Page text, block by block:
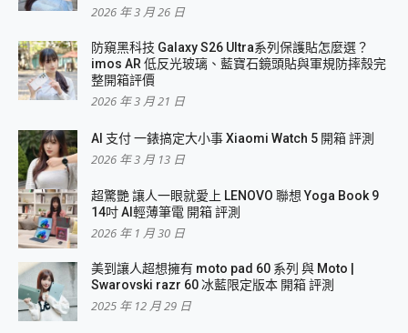
2026 年 3 月 26 日
防窺黑科技 Galaxy S26 Ultra系列保護貼怎麼選？
imos AR 低反光玻璃、藍寶石鏡頭貼與軍規防摔殼完
整開箱評價
2026 年 3 月 21 日
AI 支付 一錶搞定大小事 Xiaomi Watch 5 開箱 評測
2026 年 3 月 13 日
超驚艷 讓人一眼就愛上 LENOVO 聯想 Yoga Book 9
14吋 AI輕薄筆電 開箱 評測
2026 年 1 月 30 日
美到讓人超想擁有 moto pad 60 系列 與 Moto |
Swarovski razr 60 冰藍限定版本 開箱 評測
2025 年 12 月 29 日